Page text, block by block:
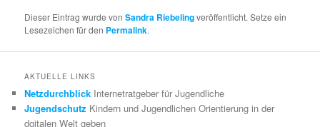
Dieser Eintrag wurde vonSandra Riebelingveröffentlicht. Setze ein
Lesezeichen für den Permalink.
AKTUELLE LINKS
Netzdurchblick Internetratgeber für Jugendliche
Jugendschutz Kindern und Jugendlichen Orientierung in der
dgitalen Welt geben